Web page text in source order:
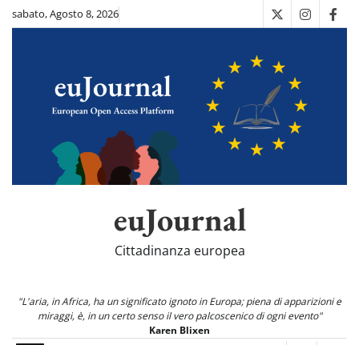
Skipsabato, Agosto 8, 2026 X
euJournal
Cittadinanza europea
"L'aria, in Africa, ha un significato ignoto in Europa; piena di apparizioni e
miraggi, è, in un certo senso il vero palcoscenico di ogni evento"
Karen Blixen